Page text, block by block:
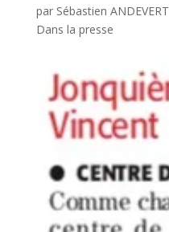
par Sébastien ANDEVERT
Dans la presse